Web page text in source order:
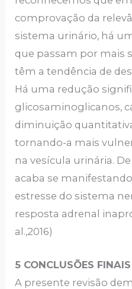
comprovação da
sistema urinário, há
que passam por mais
têm a tendência de
Há uma redução
glicosaminoglicanos,
diminuição
tornando-a mais
na vesícula urinária.
acaba se
estresse do sistema
resposta adrenal
al.,2016)
5 CONCLUSÕES FINAIS
A presente revisão